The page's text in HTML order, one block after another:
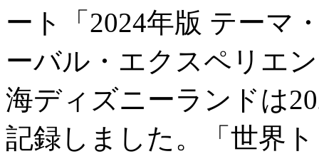
ート「2024年版 テーマ
ーバル・エクスペリエ
海ディズニーランドは
記録しました。「世界